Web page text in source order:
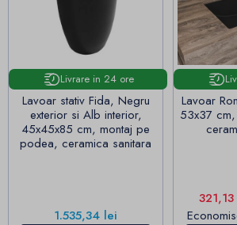
Livrare in 24 ore
Lavoar stativ Fida, Negru
exterior si Alb interior,
45x45x85 cm, montaj pe
podea, ceramica sanitara
Pret
1.535,34 lei
Lavoar
53x37
Pret